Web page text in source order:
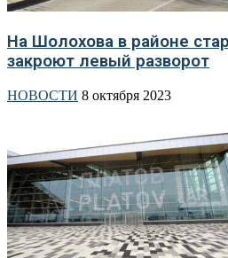
На Шолохова в районе
закроют левый разворот
НОВОСТИ 8 октября 2023